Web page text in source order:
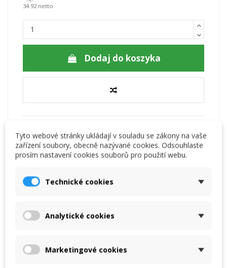
34.92 netto
Dodaj do koszyka
Opis
Komentarze(0)
Tyto webové stránky ukládají v souladu se zákony na vaše
zařízení soubory, obecně nazývané cookies. Odsouhlaste
prosím nastavení cookies souborů pro použití webu.
Technické cookies
Analytické cookies
Marketingové cookies